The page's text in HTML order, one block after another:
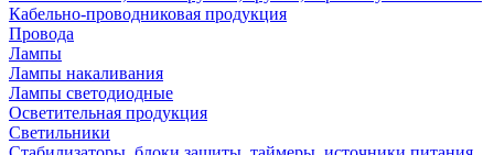
Кабельно-проводниковая продукция
Провода
Лампы
Лампы накаливания
Лампы светодиодные
Осветительная продукция
Светильники